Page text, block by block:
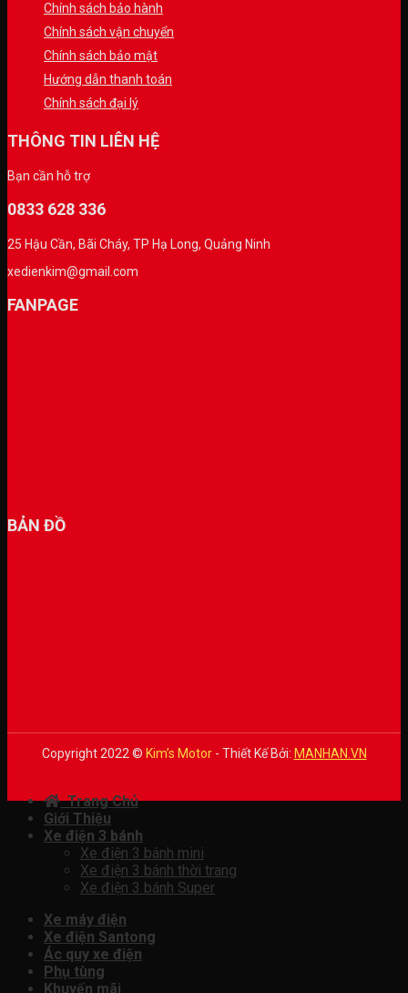
Chính sách bảo hành
Chính sách vận chuyển
Chính sách bảo mật
Hướng dẫn thanh toán
Chính sách đại lý
THÔNG TIN LIÊN HỆ
Bạn cần hỗ trợ
0833 628 336
25 Hậu Cần, Bãi Cháy, TP Hạ Long, Quảng Ninh
xedienkim@gmail.com
FANPAGE
BẢN ĐỒ
Copyright 2022 © Kim’s Motor- Thiết Kế Bởi: MANHAN.VN
Trang Chủ
Giới Thiệu
Xe điện 3 bánh
Xe điện 3 bánh mini
Xe điện 3 bánh thời trang
Xe điện 3 bánh Super
Xe máy điện
Xe điện Santong
Ác quy xe điện
Phụ tùng
Khuyến mãi